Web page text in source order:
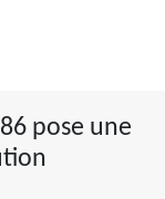
pose une